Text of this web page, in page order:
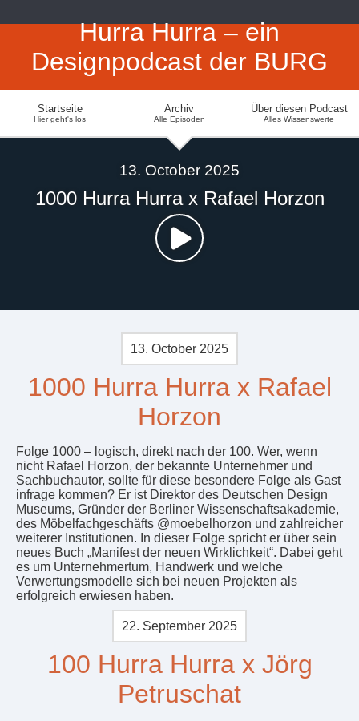
Hurra Hurra – ein
Designpodcast der BURG
Startseite
Hier geht's los
Archiv
Alle Episoden
Über diesen Podcast
Alles Wissenswerte
13. October 2025
1000 Hurra Hurra x Rafael Horzon
13. October 2025
1000 Hurra Hurra x Rafael
Horzon
Folge 1000 – logisch, direkt nach der 100. Wer, wenn
nicht Rafael Horzon, der bekannte Unternehmer und
Sachbuchautor, sollte für diese besondere Folge als Gast
infrage kommen? Er ist Direktor des Deutschen Design
Museums, Gründer der Berliner Wissenschaftsakademie,
des Möbelfachgeschäfts @moebelhorzon und zahlreicher
weiterer Institutionen. In dieser Folge spricht er über sein
neues Buch „Manifest der neuen Wirklichkeit“. Dabei geht
es um Unternehmertum, Handwerk und welche
Verwertungsmodelle sich bei neuen Projekten als
erfolgreich erwiesen haben.
22. September 2025
100 Hurra Hurra x Jörg
Petruschat